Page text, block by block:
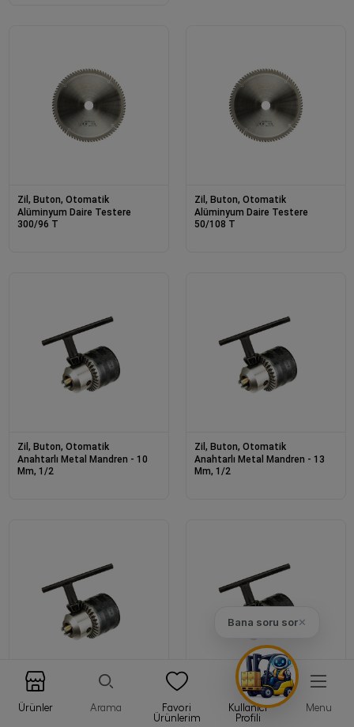
Bana soru sor✕
Ürünler Arama
Favori
Ürünlerim
Kullanıcı
Profili
Menu
Zil, Buton, Otomatik
Alüminyum Daire Testere
300/96 T
Zil, Buton, Otomatik
Alüminyum Daire Testere
50/108 T
Zil, Buton, Otomatik
Anahtarlı Metal Mandren - 10
Mm, 1/2
Zil, Buton, Otomatik
Anahtarlı Metal Mandren - 13
Mm, 1/2
Zil, Buton, Otomatik
Anahtarlı Metal Mandren - 13
Zil, Buton, Otomatik
Anahtarlı Metal Mandren - 13
Mm, B16